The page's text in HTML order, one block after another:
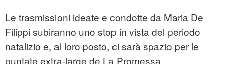
Le trasmissioni ideate e condotte da Maria De
Filippi subiranno uno stop in vista del periodo
natalizio e, al loro posto, ci sarà spazio per le
puntate extra-large de La Promessa.